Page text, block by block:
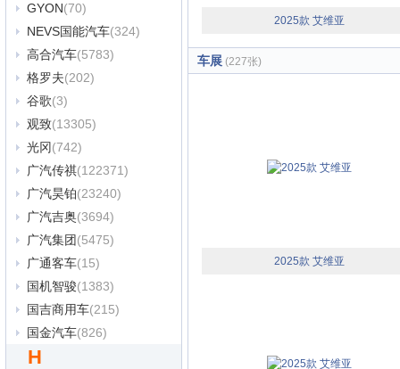
GYON(70)
NEVS国能汽车(324)
高合汽车(5783)
格罗夫(202)
谷歌(3)
观致(13305)
光冈(742)
广汽传祺(122371)
广汽昊铂(23240)
广汽吉奥(3694)
广汽集团(5475)
广通客车(15)
国机智骏(1383)
国吉商用车(215)
国金汽车(826)
H
2025款 艾维亚
车展 (227张)
2025款 艾维亚